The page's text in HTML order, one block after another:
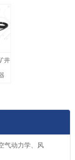
井
气动力学、风